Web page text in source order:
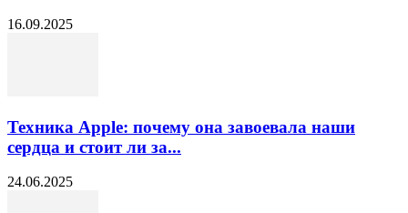
16.09.2025
Техника Apple: почему она завоевала наши
сердца и стоит ли за...
24.06.2025